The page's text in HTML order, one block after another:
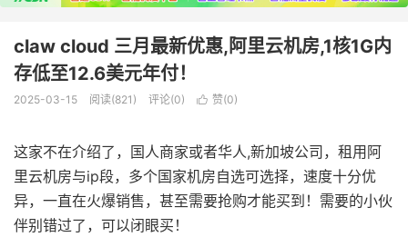
claw cloud 三月最新优惠,阿里云机房,1核1G内
存低至12.6美元年付！
2025-03-15 阅读(821 ) 评论(0)  赞(0)
这家不在介绍了，国人商家或者华人,新加坡公司，租用阿
里云机房与ip段，多个国家机房自选可选择，速度十分优
异，一直在火爆销售，甚至需要抢购才能买到！需要的小伙
伴别错过了，可以闭眼买！